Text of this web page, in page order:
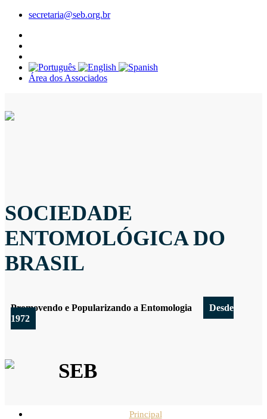
secretaria@seb.org.br
Área dos Associados
SOCIEDADE
ENTOMOLÓGICA DO
BRASIL
Promovendo e Popularizando a Entomologia
Desde
1972
SEB
Principal